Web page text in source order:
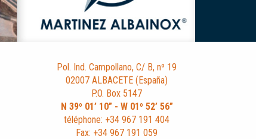
Pol. Ind. Campollano, C/ B, nº 19
02007 ALBACETE (España)
P.O. Box 5147
N 39º 01’ 10” - W 01º 52’ 56”
téléphone: +34 967 191 404
Fax: +34 967 191 059